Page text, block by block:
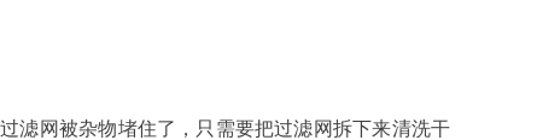
滤网被杂物堵住了，只需要把过滤网拆下来清洗干